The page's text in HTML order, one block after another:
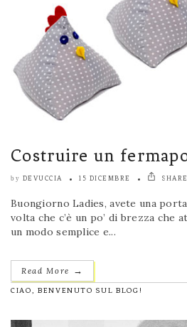
Costruire un
by DEVUCCIA 15 DICEMBRE SHARE
Buongiorno Ladies, avete una
volta che c’è un po’ di brezza che
un modo semplice e...
Read More →
CIAO, BENVENUTO SUL BLOG!